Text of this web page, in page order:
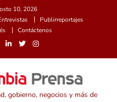
10, 2026
Publirreportajes
Contáctenos
gobierno, negocios y más de